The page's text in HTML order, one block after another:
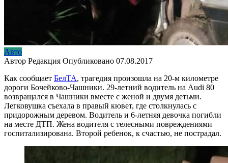
Авто
Автор Редакция Опубликовано 07.08.2017
Как сообщает БелТА, трагедия произошла на 20-м километре
дороги Бочейково-Чашники. 29-летний водитель на Audi 80
возвращался в Чашники вместе с женой и двумя детьми.
Легковушка съехала в правый кювет, где столкнулась с
придорожным деревом. Водитель и 6-летняя девочка погибли
на месте ДТП. Жена водителя с телесными повреждениями
госпитализирована. Второй ребенок, к счастью, не пострадал.